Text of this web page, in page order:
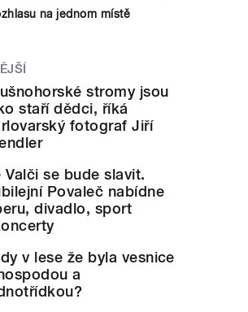
na jednom místě
stromy jsou
staří dědci, říká
fotograf Jiří
Valči se bude slavit.
Povaleč nabídne
divadlo, sport
v lese že byla vesnice
a